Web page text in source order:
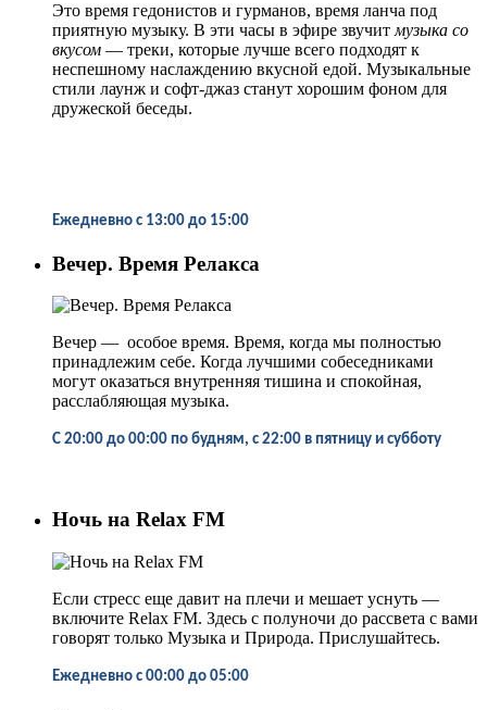
Это время гедонистов и гурманов, время ланча под
приятную музыку. В эти часы в эфире звучит музыка со
вкусом — треки, которые лучше всего подходят к
неспешному наслаждению вкусной едой. Музыкальные
стили лаунж и софт-джаз станут хорошим фоном для
дружеской беседы.
Ежедневно с 13:00 до 15:00
Вечер. Время Релакса
Вечер — особое время. Время, когда мы полностью
принадлежим себе. Когда лучшими собеседниками
могут оказаться внутренняя тишина и спокойная,
расслабляющая музыка.
С 20:00 до 00:00 по будням, с 22:00 в пятницу и субботу
Ночь на Relax FM
Если стресс еще давит на плечи и мешает уснуть —
включите Relax FM. Здесь с полуночи до рассвета с вами
говорят только Музыка и Природа. Прислушайтесь.
Ежедневно с 00:00 до 05:00